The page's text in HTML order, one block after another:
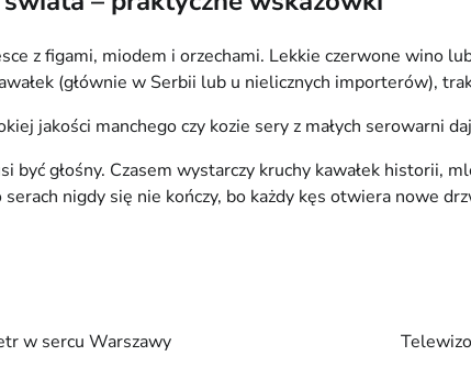
z figami, miodem i orzechami. Lekkie czerwone wino
(głównie w Serbii lub u nielicznych importerów),
jakości manchego czy kozie sery z małych serowarni
głośny. Czasem wystarczy kruchy kawałek historii,
nigdy się nie kończy, bo każdy kęs otwiera nowe
w sercu Warszawy